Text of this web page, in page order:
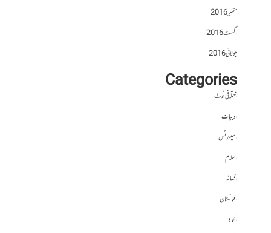
ستمبر 2016
اگست 2016
جولائی 2016
Categories
اختلافی نوٹ
ادبیات
اسپورٹس
اسلام
افسانہ
افغانستان
الحاد